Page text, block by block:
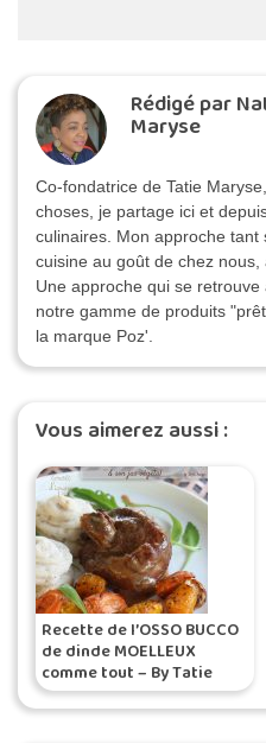
Rédigé par
Maryse
Co-fondatrice de Tatie
choses, je partage ici et
culinaires. Mon approche
cuisine au goût de chez
Une approche qui se
notre gamme de produits
la marque Poz'.
Vous aimerez aussi :
Recette de l’OSSO BUCCO
de dinde MOELLEUX
comme tout – By Tatie
Maryse